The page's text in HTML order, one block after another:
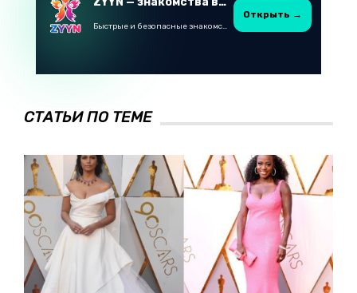
Быстрые и безопасные знакомства в Telegram
Открыть →
СТАТЬИ ПО ТЕМЕ